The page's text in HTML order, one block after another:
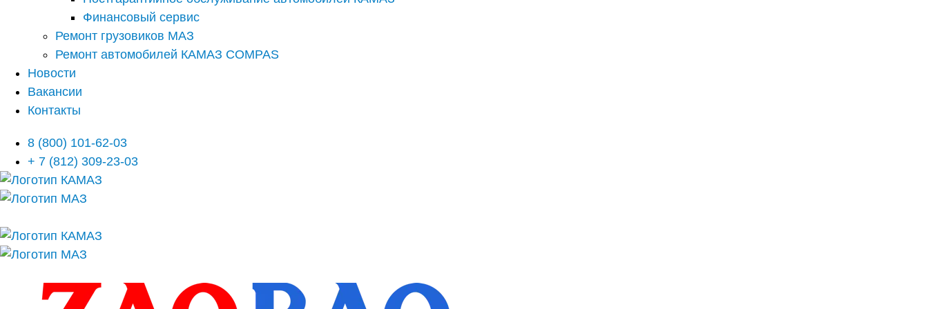
Финансовый сервис
Ремонт грузовиков МАЗ
Ремонт автомобилей КАМАЗ COMPAS
Новости
Вакансии
Контакты
8 (800) 101-62-03
+ 7 (812) 309-23-03